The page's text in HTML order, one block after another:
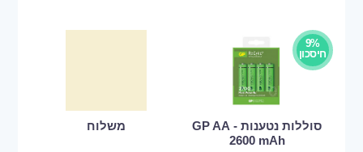
9%
חיסכון
סוללות נטענות - GP AA
2600 mAh
משלוח